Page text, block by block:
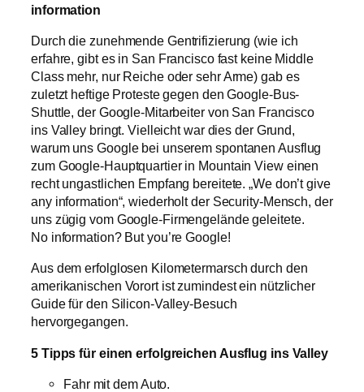
information
Durch die zunehmende Gentrifizierung (wie ich
erfahre, gibt es in San Francisco fast keine Middle
Class mehr, nur Reiche oder sehr Arme) gab es
zuletzt heftige Proteste gegen den Google-Bus-
Shuttle, der Google-Mitarbeiter von San Francisco
ins Valley bringt. Vielleicht war dies der Grund,
warum uns Google bei unserem spontanen Ausflug
zum Google-Hauptquartier in Mountain View einen
recht ungastlichen Empfang bereitete. „We don’t give
any information“, wiederholt der Security-Mensch, der
uns zügig vom Google-Firmengelände geleitete.
No information? But you’re Google!
Aus dem erfolglosen Kilometermarsch durch den
amerikanischen Vorort ist zumindest ein nützlicher
Guide für den Silicon-Valley-Besuch
hervorgegangen.
5 Tipps für einen erfolgreichen Ausflug ins Valley
Fahr mit dem Auto.